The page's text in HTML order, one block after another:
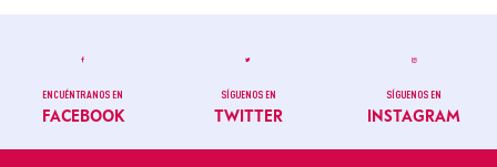
ENCUÉNTRANOS EN
FACEBOOK
SÍGUENOS EN
TWITTER
SÍGUENOS EN
INSTAGRAM